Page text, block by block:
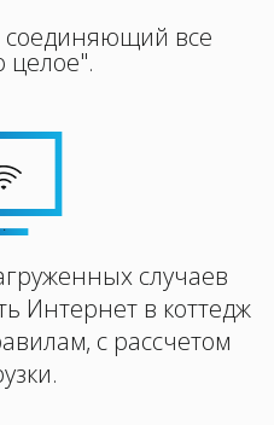
все
целое".
.
случаев
Интернет в коттедж
с рассчетом